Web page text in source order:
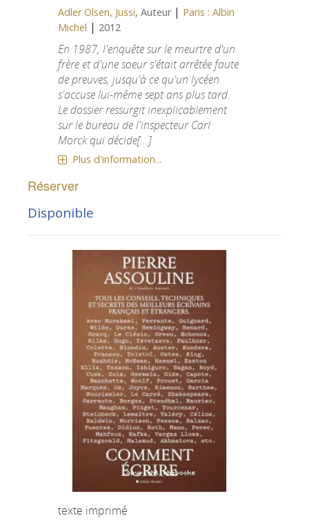
Adler Olsen, Jussi, Auteur | Paris : Albin
Michel | 2012
En 1987, l'enquête sur le meurtre d'un
frère et d'une soeur s'était arrêtée faute
de preuves, jusqu'à ce qu'un lycéen
s'accuse lui-même sept ans plus tard.
Le dossier ressurgit inexplicablement
sur le bureau de l'inspecteur Carl
Morck qui décide[...]
Plus d'information...
Réserver
Disponible
texte imprimé